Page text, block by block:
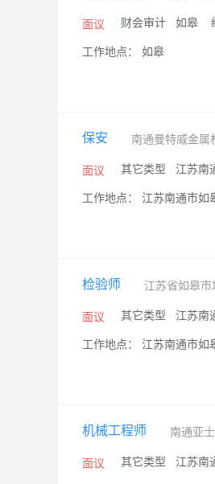
面议 财会审计 如皋
工作地点： 如皋
保安 南通曼特威金属
面议 其它类型 江苏南
工作地点： 江苏南通市如
检验师 江苏省如皋市
面议 其它类型 江苏南
工作地点： 江苏南通市如
机械工程师 南通亚
面议 其它类型 江苏南